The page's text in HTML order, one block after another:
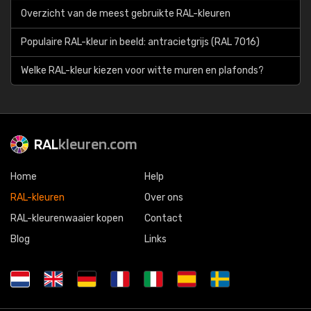
Overzicht van de meest gebruikte RAL-kleuren
Populaire RAL-kleur in beeld: antracietgrijs (RAL 7016)
Welke RAL-kleur kiezen voor witte muren en plafonds?
RALkleuren.com
Home
RAL-kleuren
RAL-kleurenwaaier kopen
Blog
Help
Over ons
Contact
Links